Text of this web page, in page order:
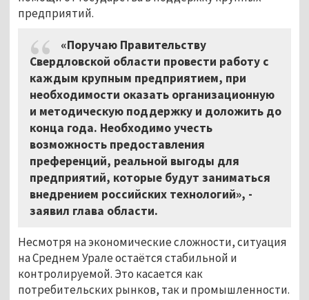
предприятий.
«Поручаю Правительству
Свердловской области провести работу с
каждым крупным предприятием, при
необходимости оказать организационную
и методическую поддержку и доложить до
конца года. Необходимо учесть
возможность предоставления
преференций, реальной выгоды для
предприятий, которые будут заниматься
внедрением российских технологий», -
заявил глава области.
Несмотря на экономические сложности, ситуация
на Среднем Урале остаётся стабильной и
контролируемой. Это касается как
потребительских рынков, так и промышленности.